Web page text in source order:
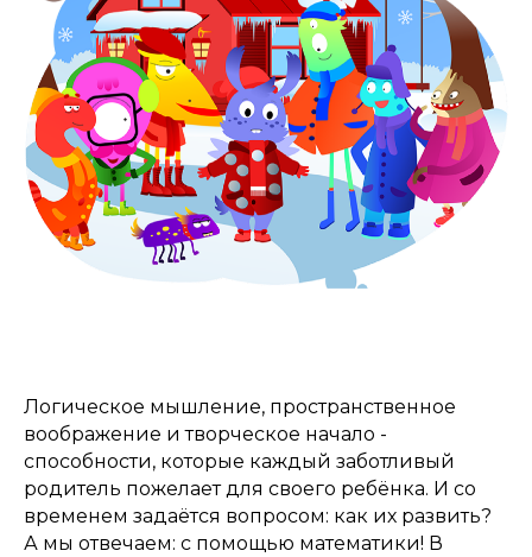
Логическое мышление, пространственное
воображение и творческое начало -
способности, которые каждый заботливый
родитель пожелает для своего ребёнка. И со
временем задаётся вопросом: как их развить?
А мы отвечаем: с помощью математики! В